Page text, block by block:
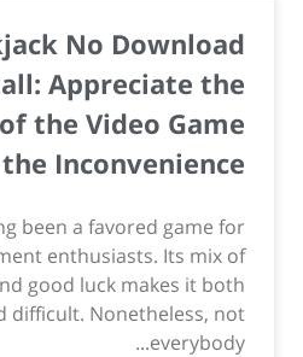
No Download
Appreciate the
the Video Game
Inconvenience
been a favored game for
enthusiasts. Its mix of
good luck makes it both
difficult. Nonetheless, not
everybody...